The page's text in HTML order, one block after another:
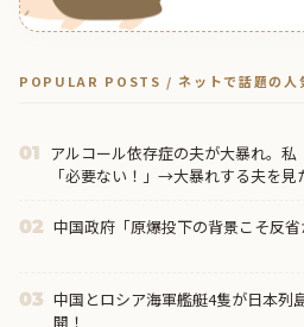
POPULAR POSTS / ネットで話題の人
01 アルコール依存症の夫が大暴れ。
「必要ない！」→大暴れする夫を
02 中国政府「原爆投下の背景こそ反
03 中国とロシア海軍艦艇4隻が日本
開！